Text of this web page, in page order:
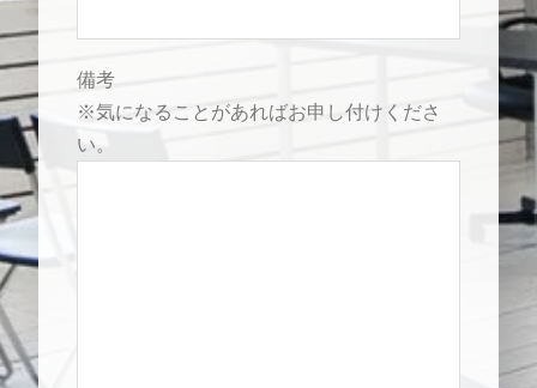
備考
※気になることがあればお申し付けくださ
い。